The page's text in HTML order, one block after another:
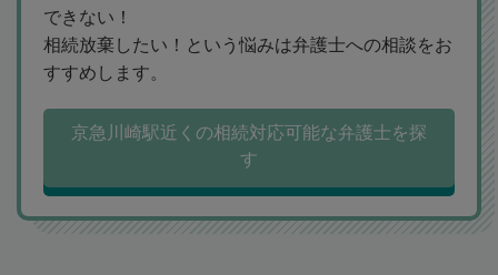
できない！
相続放棄したい！という悩みは弁護士への相談をお
すすめします。
京急川崎駅近くの相続対応可能な弁護士を探
す